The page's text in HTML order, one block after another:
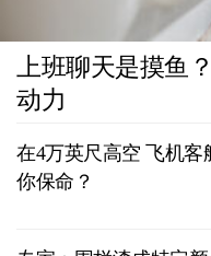
上班聊天是摸鱼
动力
在4万英尺高空 飞机客
你保命？